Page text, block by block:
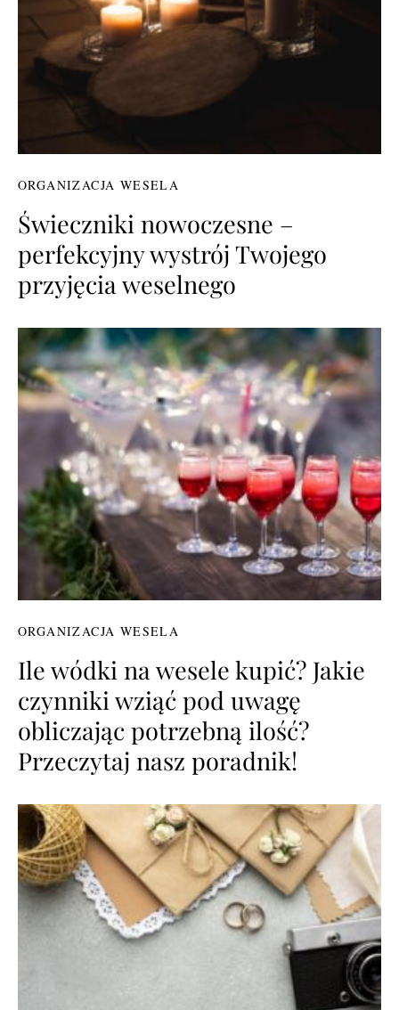
ORGANIZACJA WESELA
Świeczniki nowoczesne –
perfekcyjny wystrój Twojego
przyjęcia weselnego
ORGANIZACJA WESELA
Ile wódki na wesele kupić? Jakie
czynniki wziąć pod uwagę
obliczając potrzebną ilość?
Przeczytaj nasz poradnik!